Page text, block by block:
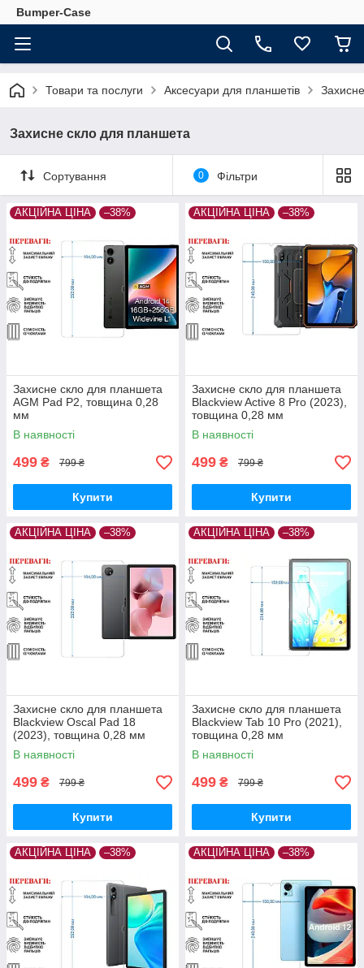
Bumper-Case
Товари та послуги Аксесуари для планшетів
Захисне скло для планшета
Сортування 0 Фільтри
АКЦІЙНА ЦІНА –38%
Захисне скло для планшета
AGM Pad P2, товщина 0,28
мм
В наявності
499 ₴ 799 ₴
Купити
АКЦІЙНА ЦІНА –38%
Захисне скло для планшета
Blackview Active 8 Pro (2023),
товщина 0,28 мм
В наявності
499 ₴ 799 ₴
Купити
АКЦІЙНА ЦІНА –38%
Захисне скло для планшета
Blackview Oscal Pad 18
(2023), товщина 0,28 мм
В наявності
499 ₴ 799 ₴
Купити
АКЦІЙНА ЦІНА –38%
Захисне скло для планшета
Blackview Tab 10 Pro (2021),
товщина 0,28 мм
В наявності
499 ₴ 799 ₴
Купити
АКЦІЙНА ЦІНА –38% АКЦІЙНА ЦІНА –38%